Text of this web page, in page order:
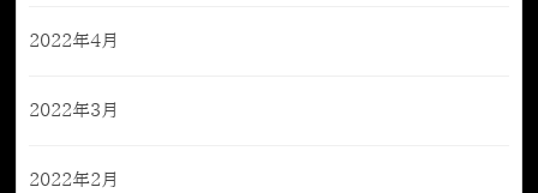
2022年4月
2022年3月
2022年2月